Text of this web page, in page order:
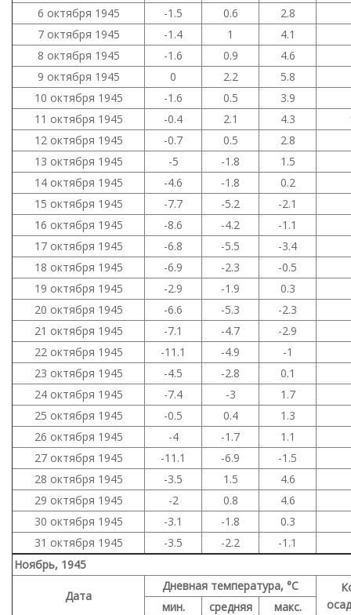
6 октября 1945
-1.5 0.6
2.8
7 октября 1945
-1.4 1
4.1
8 октября 1945
-1.6 0.9
4.6
9 октября 1945
0 2.2
5.8
10 октября 1945
-1.6 0.5
3.9
11 октября 1945
-0.4 2.1 4.3
12 октября 1945
-0.7 0.5
2.8
13 октября 1945
-5 -1.8
1.5
14 октября 1945
-4.6 -1.8
0.2
15 октября 1945
-7.7 -5.2
-2.1
16 октября 1945
-8.6 -4.2
-1.1
17 октября 1945
-6.8 -5.5
-3.4
18 октября 1945
-6.9 -2.3
-0.5
19 октября 1945
-2.9 -1.9
0.3
20 октября 1945
-6.6 -5.3
-2.3
21 октября 1945
-7.1 -4.7
-2.9
22 октября 1945
-11.1 -4.9
-1
23 октября 1945
-4.5 -2.8
0.1
24 октября 1945
-7.4 -3
1.7
25 октября 1945
-0.5 0.4
1.3
26 октября 1945
-4 -1.7
1.1
27 октября 1945
-11.1 -6.9
-1.5
28 октября 1945
-3.5 1.5
4.6
29 октября 1945
-2 0.8
4.6
30 октября 1945
-3.1 -1.8
0.3
31 октября 1945
-3.5 -2.2
-1.1
Ноябрь, 1945
Дата
Дневная температура, °C
мин. средняя
макс.